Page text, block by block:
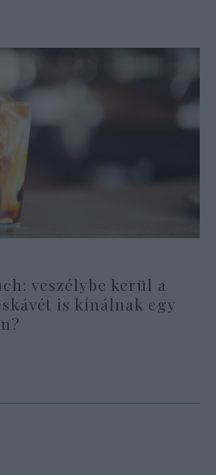
veszélybe kerül a
is kínálnak egy